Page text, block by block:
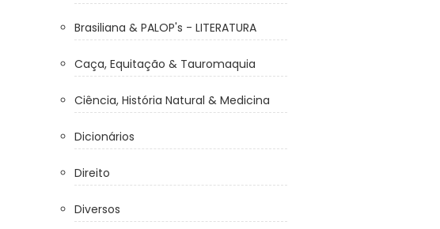
Brasiliana & PALOP's - LITERATURA
Caça, Equitação & Tauromaquia
Ciência, História Natural & Medicina
Dicionários
Direito
Diversos